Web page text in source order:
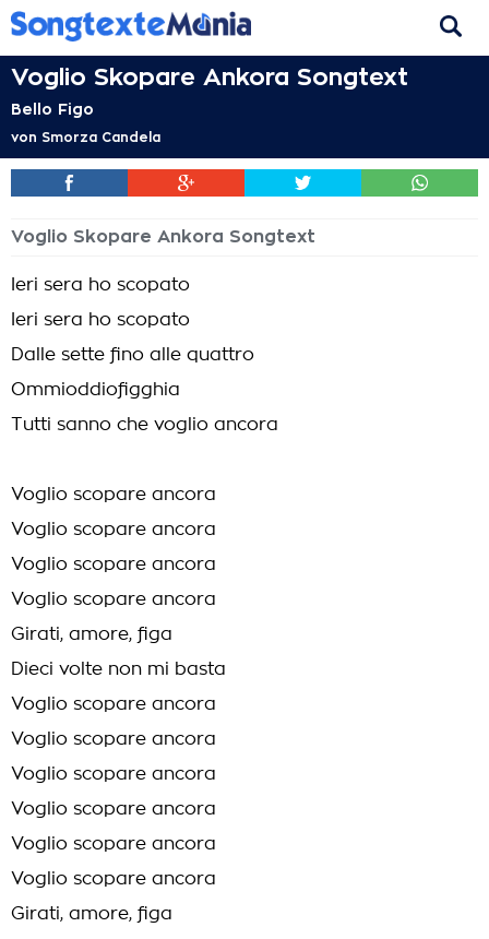
Voglio Skopare Ankora Songtext
Bello Figo
von Smorza Candela
Voglio Skopare Ankora Songtext
Ieri sera ho scopato
Ieri sera ho scopato
Dalle sette fino alle quattro
Ommioddiofigghia
Tutti sanno che voglio ancora
Voglio scopare ancora
Voglio scopare ancora
Voglio scopare ancora
Voglio scopare ancora
Girati, amore, figa
Dieci volte non mi basta
Voglio scopare ancora
Voglio scopare ancora
Voglio scopare ancora
Voglio scopare ancora
Voglio scopare ancora
Voglio scopare ancora
Girati, amore, figa